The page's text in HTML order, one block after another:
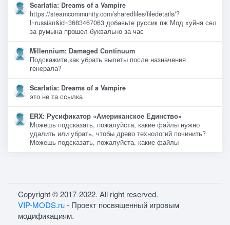
Scarlatia: Dreams of a Vampire
https://steamcommunity.com/sharedfiles/filedetails/?
l=russian&id=3683467063 добавьте руссик пж Мод хуйня сел
за румына прошел буквально за час
Millennium: Damaged Continuum
Подскажите,как убрать вылеты после назначения
генерала?
Scarlatia: Dreams of a Vampire
это не та ссылка
ERX: Русификатор «Американское Единство»
Можешь подсказать, пожалуйста, какие файлы нужно
удалить или убрать, чтобы древо технологий починить?
Можешь подсказать, пожалуйста, какие файлы
Copyright © 2017-2022. All right reserved.
VIP-MODS.ru- Проект посвященный игровым
модификациям.